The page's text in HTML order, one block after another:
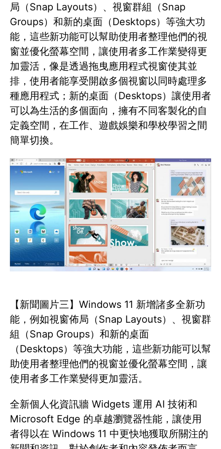
局（Snap Layouts）、視窗群組（Snap
Groups）和新的桌面（Desktops）等強大功
能，這些新功能可以幫助使用者整理他們的視
窗並優化螢幕空間，讓使用者多工作業變得更
加靈活，像是透過拖曳應用程式視窗使其並
排，使用者能享受開啟多個視窗以同時處理多
種應用程式；新的桌面（Desktops）讓使用者
可以為生活的多個面向，擁有不同客製化的自
定義空間，在工作、遊戲娛樂和學校學習之間
簡單切換。
【新聞圖片三】Windows 11 新增諸多全新功
能，例如視窗佈局（Snap Layouts）、視窗群
組（Snap Groups）和新的桌面
（Desktops）等強大功能，這些新功能可以幫
助使用者整理他們的視窗並優化螢幕空間，讓
使用者多工作業變得更加靈活。
全新個人化資訊牆 Widgets 運用 AI 技術和
Microsoft Edge 的卓越瀏覽器性能，讓使用
者得以在 Windows 11 中更快地獲取所關注的